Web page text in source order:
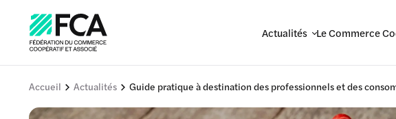
Actualités Le Commerce
Accueil Actualités Guide pratique à destination des professionnels et des